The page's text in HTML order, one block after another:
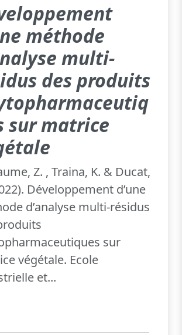
méthode
multi-
des produits
sur matrice
Z. , Traina, K. & Ducat,
Développement d’une
d’analyse multi-résidus
sur
végétale. Ecole
et...